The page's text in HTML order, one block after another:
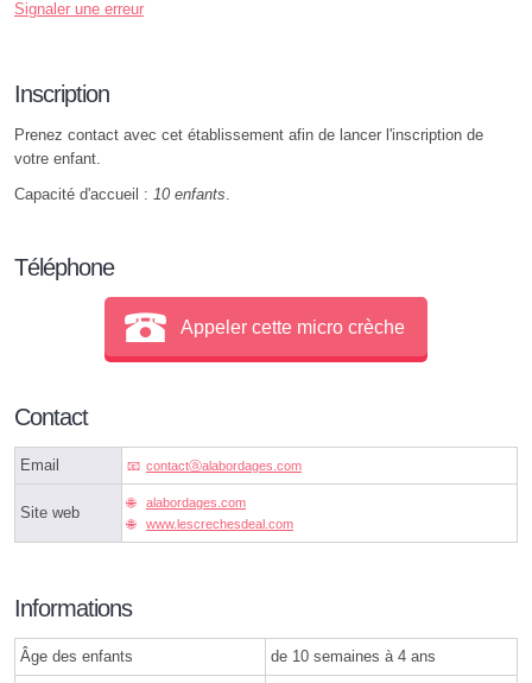
Signaler une erreur
Inscription
Prenez contact avec cet établissement afin de lancer l'inscription de
votre enfant.
Capacité d'accueil : 10 enfants.
Téléphone
Appeler cette micro crèche
Contact
Email contactⓐalabordages.com
Site web
alabordages.com
www.lescrechesdeal.com
Informations
Âge des enfants de 10 semaines à 4 ans